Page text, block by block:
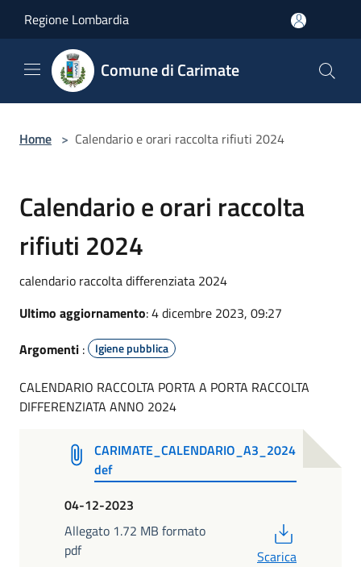
Regione Lombardia
Comune di Carimate
Home > Calendario e orari raccolta rifiuti 2024
Calendario e orari raccolta
rifiuti 2024
calendario raccolta differenziata 2024
Ultimo aggiornamento: 4 dicembre 2023, 09:27
Argomenti : Igiene pubblica
CALENDARIO RACCOLTA PORTA A PORTA RACCOLTA
DIFFERENZIATA ANNO 2024
CARIMATE_CALENDARIO_A3_2024
def
04-12-2023
Allegato 1.72 MB formato
pdf
Scarica